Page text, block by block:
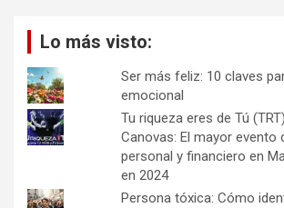
Lo más visto:
Ser más feliz: 10 claves
emocional
Tu riqueza eres de Tú
Canovas: El mayor evento
personal y financiero en
en 2024
Persona tóxica: Cómo